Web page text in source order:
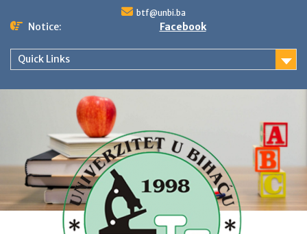
btf@unbi.ba
Notice: Facebook
Quick Links